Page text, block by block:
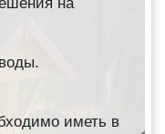
на
иметь в